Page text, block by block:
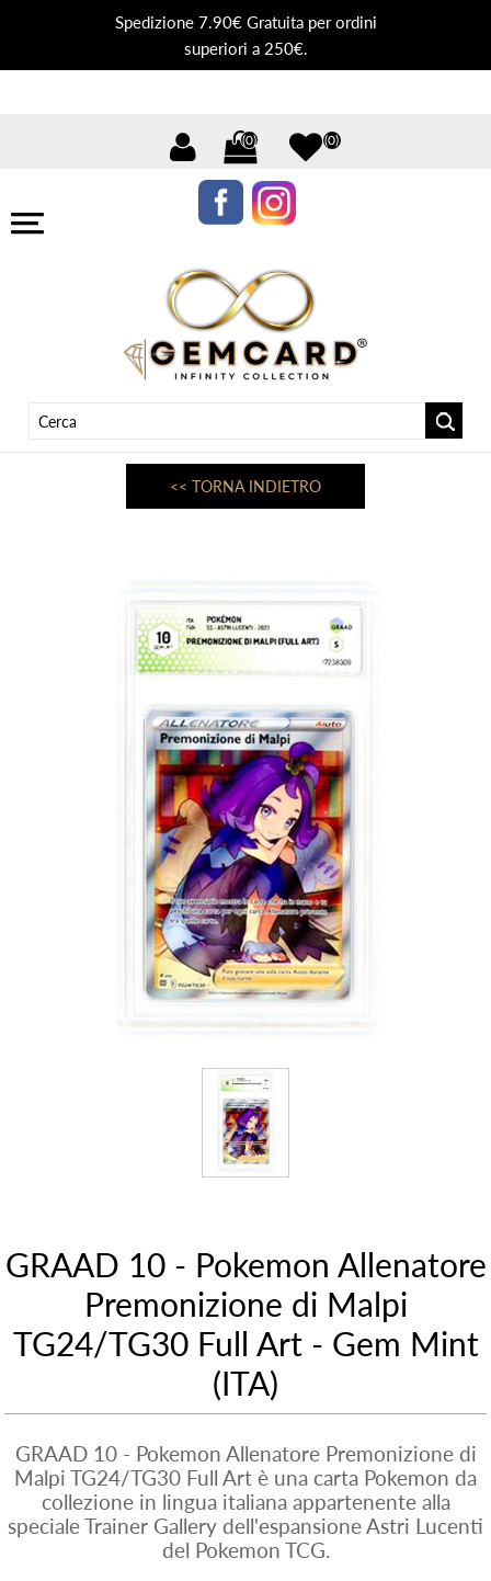
Spedizione 7.90€ Gratuita per ordini
superiori a 250€.
(0) (0)
<< TORNA INDIETRO
GRAAD 10 - Pokemon Allenatore
Premonizione di Malpi
TG24/TG30 Full Art - Gem Mint
(ITA)
GRAAD 10 - Pokemon Allenatore Premonizione di
Malpi TG24/TG30 Full Art è una carta Pokemon da
collezione in lingua italiana appartenente alla
speciale Trainer Gallery dell'espansione Astri Lucenti
del Pokemon TCG.